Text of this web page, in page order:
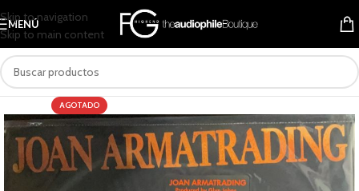
Skip to navigation
Skip to main content
MENÚ
AGOTADO